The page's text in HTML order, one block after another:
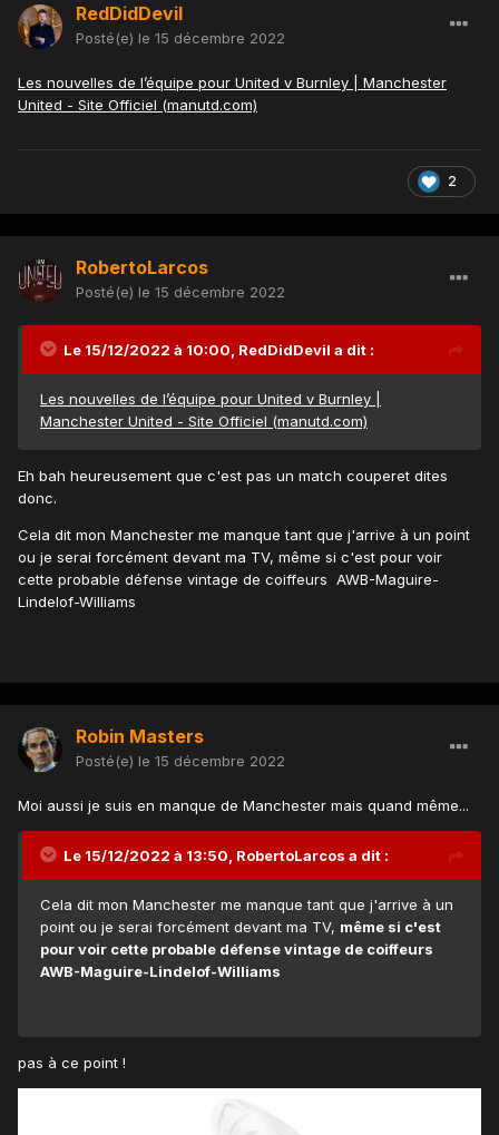
RedDidDevil
Posté(e) le 15 décembre 2022
Les nouvelles de l’équipe pour United v Burnley | Manchester
United - Site Officiel (manutd.com)
2
RobertoLarcos
Posté(e) le 15 décembre 2022
Le 15/12/2022 à 10:00, RedDidDevil a dit :
Les nouvelles de l’équipe pour United v Burnley |
Manchester United - Site Officiel (manutd.com)
Eh bah heureusement que c'est pas un match couperet dites
donc.
Cela dit mon Manchester me manque tant que j'arrive à un point
ou je serai forcément devant ma TV, même si c'est pour voir
cette probable défense vintage de coiffeurs AWB-Maguire-
Lindelof-Williams
Robin Masters
Posté(e) le 15 décembre 2022
Moi aussi je suis en manque de Manchester mais quand même...
Le 15/12/2022 à 13:50, RobertoLarcos a dit :
Cela dit mon Manchester me manque tant que j'arrive à un
point ou je serai forcément devant ma TV, même si c'est
pour voir cette probable défense vintage de coiffeurs
AWB-Maguire-Lindelof-Williams
pas à ce point !